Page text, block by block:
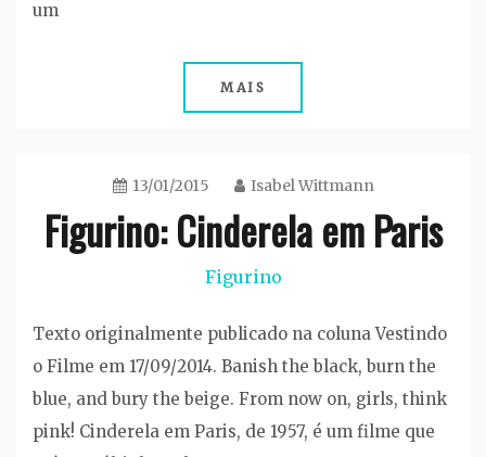
um
MAIS
13/01/2015 Isabel Wittmann
Figurino: Cinderela em Paris
Figurino
Texto originalmente publicado na coluna Vestindo
o Filme em 17/09/2014. Banish the black, burn the
blue, and bury the beige. From now on, girls, think
pink! Cinderela em Paris, de 1957, é um filme que